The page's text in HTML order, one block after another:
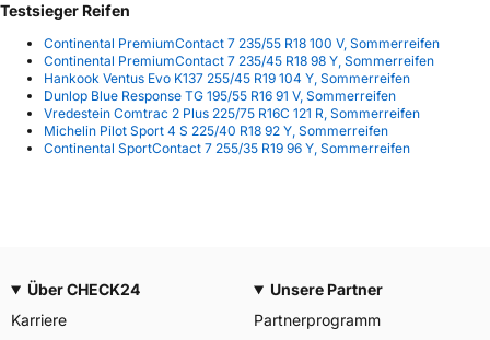
Testsieger Reifen
Continental PremiumContact 7 235/55 R18 100 V, Sommerreifen
Continental PremiumContact 7 235/45 R18 98 Y, Sommerreifen
Hankook Ventus Evo K137 255/45 R19 104 Y, Sommerreifen
Dunlop Blue Response TG 195/55 R16 91 V, Sommerreifen
Vredestein Comtrac 2 Plus 225/75 R16C 121 R, Sommerreifen
Michelin Pilot Sport 4 S 225/40 R18 92 Y, Sommerreifen
Continental SportContact 7 255/35 R19 96 Y, Sommerreifen
Über CHECK24
Karriere
Unsere Partner
Partnerprogramm